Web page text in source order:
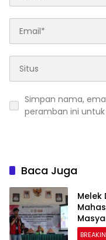
Simpan nama,
peramban ini
Baca Juga
Melek
Digital